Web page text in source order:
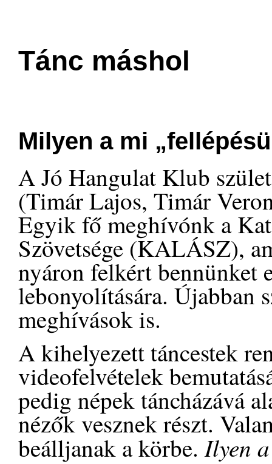
Tánc máshol
Milyen a mi
A Jó Hangulat Klub
(Timár Lajos, Timár
Egyik fő meghívónk a
Szövetsége (KALÁSZ),
nyáron felkért bennünket
lebonyolítására. Újabban
meghívások is.
A kihelyezett táncestek
videofelvételek
pedig népek táncházává
nézők vesznek részt.
beálljanak a körbe.Ilyen